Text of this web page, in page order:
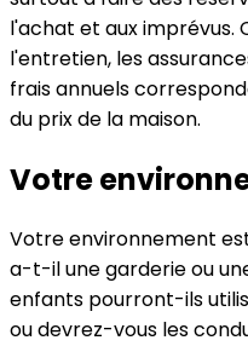
l'achat et aux imprévus.
l'entretien, les
frais annuels
du prix de la maison.
Votre
Votre environnement
a-t-il une garderie ou
enfants pourront-ils
ou devrez-vous les